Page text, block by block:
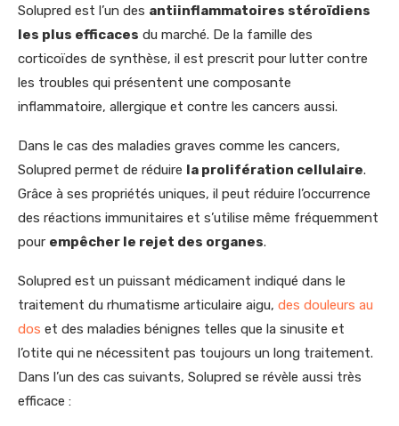
Solupred est l’un des antiinflammatoires stéroïdiens
les plus efficaces du marché. De la famille des
corticoïdes de synthèse, il est prescrit pour lutter contre
les troubles qui présentent une composante
inflammatoire, allergique et contre les cancers aussi.
Dans le cas des maladies graves comme les cancers,
Solupred permet de réduire la prolifération cellulaire.
Grâce à ses propriétés uniques, il peut réduire l’occurrence
des réactions immunitaires et s’utilise même fréquemment
pour empêcher le rejet des organes.
Solupred est un puissant médicament indiqué dans le
traitement du rhumatisme articulaire aigu, des douleurs au
dos et des maladies bénignes telles que la sinusite et
l’otite qui ne nécessitent pas toujours un long traitement.
Dans l’un des cas suivants, Solupred se révèle aussi très
efficace :